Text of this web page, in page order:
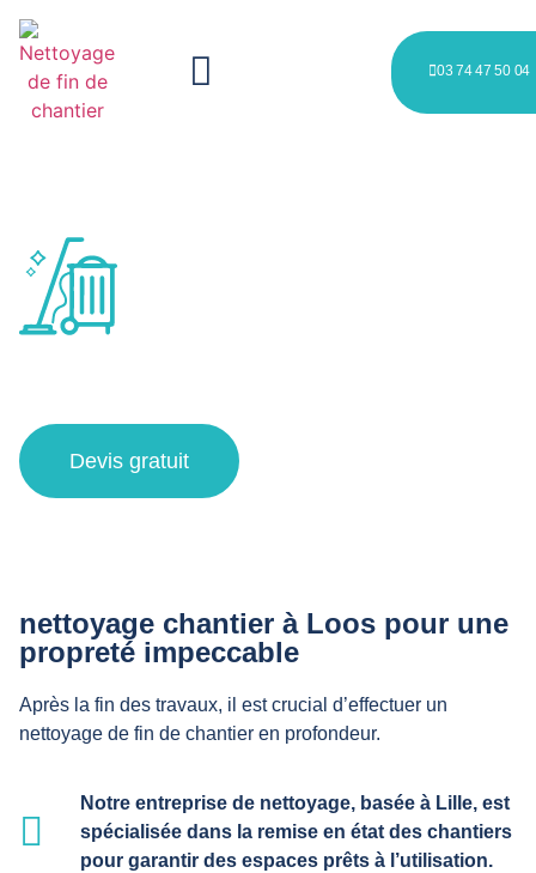
03 74 47 50 04
Devis gratuit
nettoyage chantier à Loos pour une
propreté impeccable
Après la fin des travaux, il est crucial d’effectuer un
nettoyage de fin de chantier en profondeur.
Notre entreprise de nettoyage, basée à Lille, est
spécialisée dans la remise en état des chantiers
pour garantir des espaces prêts à l’utilisation.